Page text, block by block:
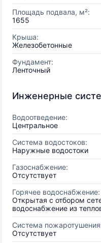
Площадь подвала, м²:
1655
Крыша:
Железобетонные
Фундамент:
Ленточный
Инженерные
Водоотведение:
Центральное
Система водостоков:
Наружные водостоки
Газоснабжение:
Отсутствует
Горячее водоснабжение:
Открытая с отбором
водоснабжение из
Система
Отсутствует